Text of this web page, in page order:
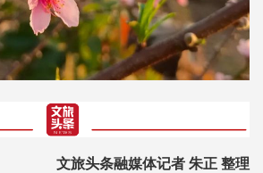
文旅头条融媒体记者 朱正 整理